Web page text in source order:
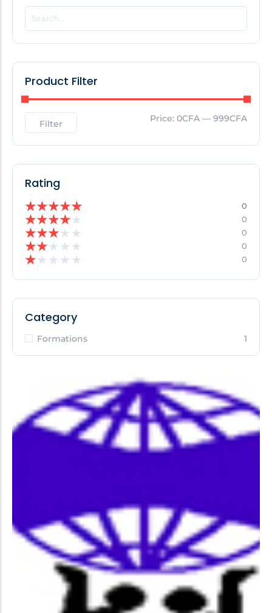
POPULAR THIS WEEK
No Posts Found!
No Posts Found!
Product Filter
Filter Price: 0CFA — 999CFA
Rating
★★★★★ 0
★★★★★ 0
★★★★ ★ 0
★★★ ★ ★ 0
★★ ★ ★ ★ 0
Category
Formations 1